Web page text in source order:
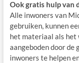
Ook gratis hulp van
Alle inwoners van
gebruiken, kunnen
het materiaal als het
aangeboden door de
inwoners te helpen